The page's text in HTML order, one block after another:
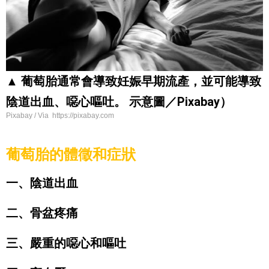
▲ 葡萄胎通常會導致妊娠早期流產，並可能導致
陰道出血、噁心嘔吐。 示意圖／Pixabay）
Pixabay / Via https://pixabay.com
葡萄胎的體徵和症狀
一、陰道出血
二、骨盆疼痛
三、嚴重的噁心和嘔吐